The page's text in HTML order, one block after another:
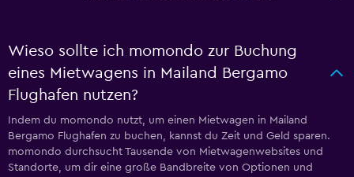
Wieso sollte ich momondo zur Buchung
eines Mietwagens in Mailand Bergamo
Flughafen nutzen?
Indem du momondo nutzt, um einen Mietwagen in Mailand
Bergamo Flughafen zu buchen, kannst du Zeit und Geld sparen.
momondo durchsucht Tausende von Mietwagenwebsites und
Standorte, um dir eine große Bandbreite von Optionen und